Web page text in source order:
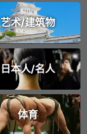
艺术/建筑物
日本人/名人
体育